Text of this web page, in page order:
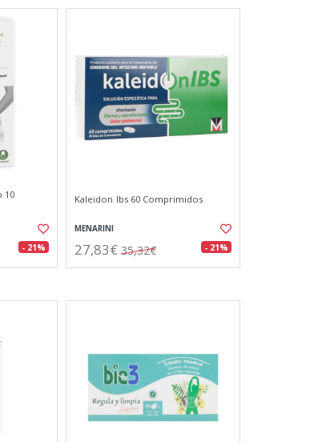
10
- 21%
Kaleidon Ibs 60 Comprimidos
MENARINI
27,83€ 35,32€ - 21%